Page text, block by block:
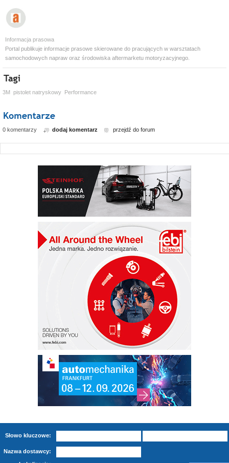
Informacja prasowa
Portal publikuje informacje prasowe skierowane do pracujących w warsztatach
samochodowych napraw oraz środowiska aftermarketu motoryzacyjnego.
3M pistolet natryskowy Performance
0 komentarzy dodaj komentarz przejdź do forum
Słowo kluczowe:
Nazwa dostawcy: